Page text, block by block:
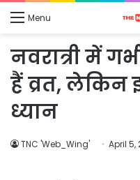
Menu
नवरात्री में
हैं व्रत, लेकिन
ध्यान
TNC 'Web_Wing' April 5,